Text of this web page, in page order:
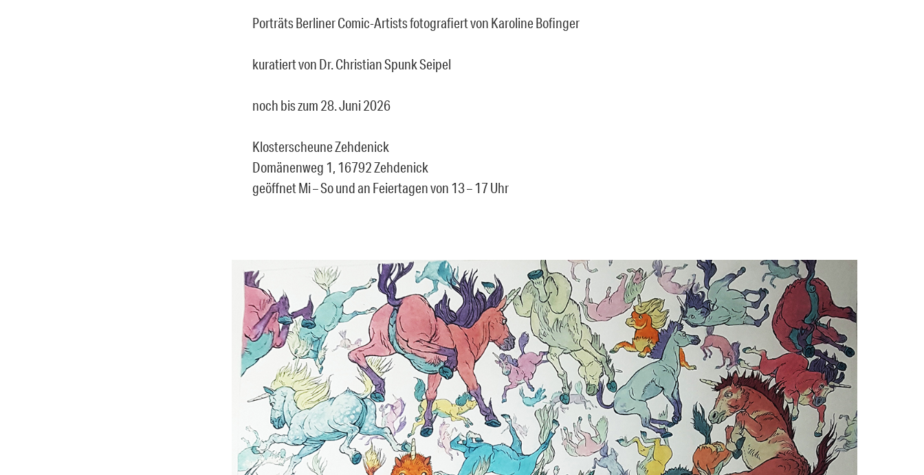
Porträts Berliner Comic-Artists fotografiert von Karoline Bofinger
kuratiert von Dr. Christian Spunk Seipel
noch bis zum 28. Juni 2026
Klosterscheune Zehdenick
Domänenweg 1, 16792 Zehdenick
geöffnet Mi – So und an Feiertagen von 13 – 17 Uhr